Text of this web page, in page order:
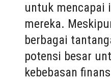
untuk mencapai
mereka.
berbagai
potensi besar
kebebasan